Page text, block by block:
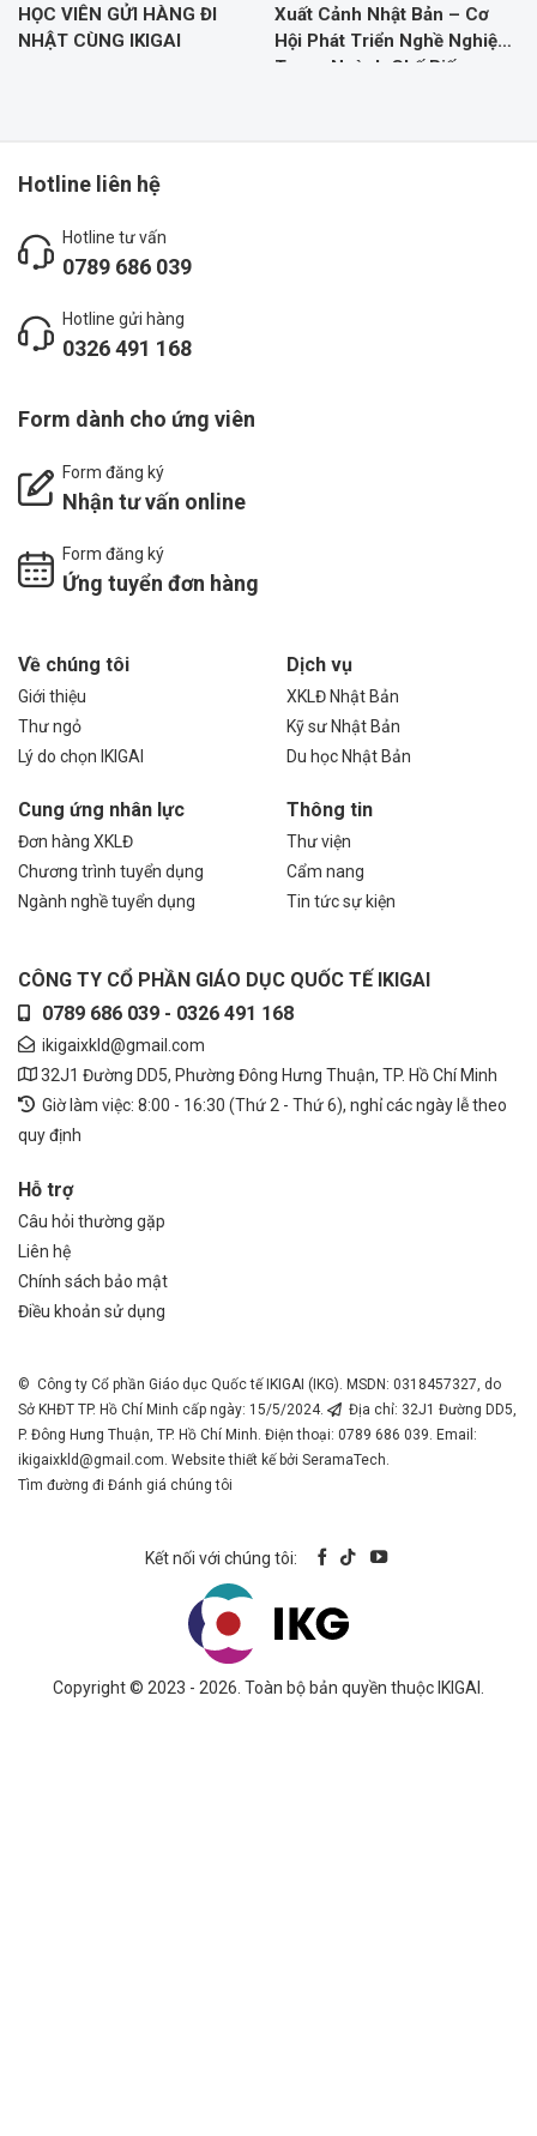
HỌC VIÊN GỬI HÀNG ĐI
NHẬT CÙNG IKIGAI
Xuất Cảnh Nhật Bản – Cơ
Hội Phát Triển Nghề Nghiệp
Trong Ngành Chế Biến
Hotline liên hệ
Hotline tư vấn
0789 686 039
Hotline gửi hàng
0326 491 168
Form dành cho ứng viên
Form đăng ký
Nhận tư vấn online
Form đăng ký
Ứng tuyển đơn hàng
Về chúng tôi
Giới thiệu
Thư ngỏ
Lý do chọn IKIGAI
Dịch vụ
XKLĐ Nhật Bản
Kỹ sư Nhật Bản
Du học Nhật Bản
Cung ứng nhân lực
Đơn hàng XKLĐ
Chương trình tuyển dụng
Ngành nghề tuyển dụng
Thông tin
Thư viện
Cẩm nang
Tin tức sự kiện
CÔNG TY CỔ PHẦN GIÁO DỤC QUỐC TẾ IKIGAI
0789 686 039 - 0326 491 168
ikigaixkld@gmail.com
32J1 Đường DD5, Phường Đông Hưng Thuận, TP. Hồ Chí Minh
Giờ làm việc: 8:00 - 16:30 (Thứ 2 - Thứ 6), nghỉ các ngày lễ theo
quy định
Hỗ trợ
Câu hỏi thường gặp
Liên hệ
Chính sách bảo mật
Điều khoản sử dụng
© Công ty Cổ phần Giáo dục Quốc tế IKIGAI (IKG). MSDN: 0318457327, do
Sở KHĐT TP. Hồ Chí Minh cấp ngày: 15/5/2024.
Địa chỉ: 32J1 Đường DD5,
P. Đông Hưng Thuận, TP. Hồ Chí Minh. Điện thoại: 0789 686 039. Email:
ikigaixkld@gmail.com. Website thiết kế bởi SeramaTech.
Tìm đường đi Đánh giá chúng tôi
Kết nối với chúng tôi:
Copyright © 2023 - 2026. Toàn bộ bản quyền thuộc IKIGAI.